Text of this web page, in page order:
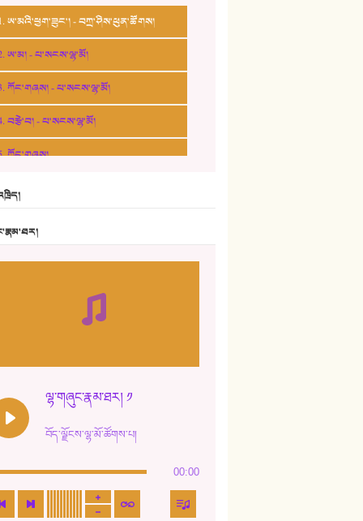
ཨ་མའི་ཕྱག་ཟུང་། - བཀྲ་ཤིས་ཕུན་ཚོགས།
ཨ་མ། - པ་སངས་ལྷ་མོ།
ཀོང་གཞས། - པ་སངས་ལྷ་མོ།
བརྩེ་བ། - པ་སངས་ལྷ་མོ།
ཀོང་གཞས།
ཆོལ་གསུམ་བྲོ་གཞས། - སྒྲོན་གསལ།
13. ཆུང་འདྲིས། - ཟླ་སྒྲོན།
ཤམ་པ་ལ་ཡི་སྲས་མོ།
ལྷ་གཞུང་རྣམ་ཐར། ༡
བོད་ལྗོངས་ལྷ་མོ་ཚོགས་པ།
00:00